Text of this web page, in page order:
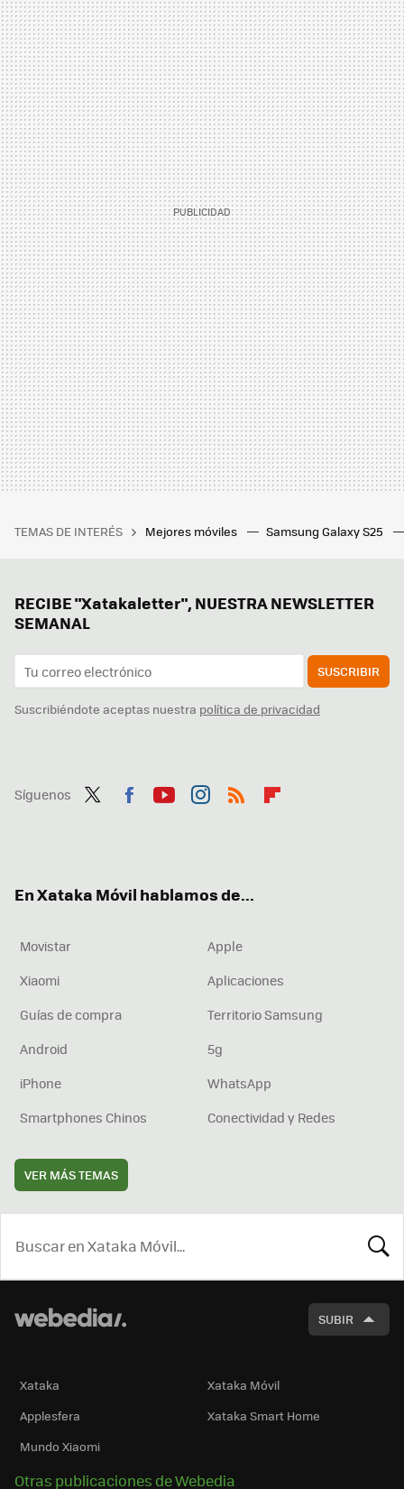
TEMAS DE INTERÉS Mejores móviles Samsung Galaxy S25
RECIBE "Xatakaletter", NUESTRA NEWSLETTER
SEMANAL
SUSCRIBIR
Suscribiéndote aceptas nuestra política de privacidad
Síguenos
En Xataka Móvil hablamos de...
Movistar
Apple
Xiaomi
Aplicaciones
Guías de compra
Territorio Samsung
Android
5g
iPhone
WhatsApp
Smartphones Chinos
Conectividad y Redes
VER MÁS TEMAS
SUBIR
Xataka
Xataka Móvil
Applesfera
Xataka Smart Home
Mundo Xiaomi
Otras publicaciones de Webedia